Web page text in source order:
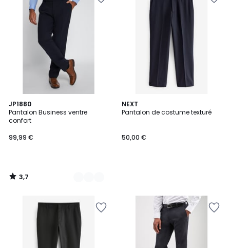
JP1880
Pantalon Business ventre
confort
99,99 €
3,7
/ 5
2
Couleurs
3,7
/
NEXT
Pantalon de costume texturé
50,00 €